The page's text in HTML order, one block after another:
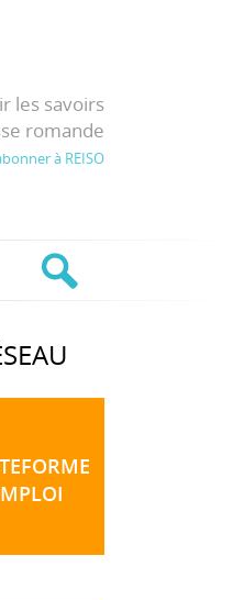
les savoirs
romande
à REISO